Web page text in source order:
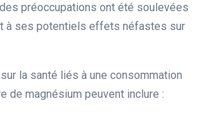
des préoccupations ont été soulevées
à ses potentiels effets néfastes sur
la santé liés à une consommation
de magnésium peuvent inclure :